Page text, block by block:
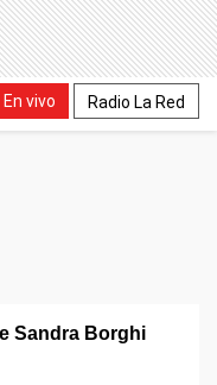
En vivo Radio La Red
Sandra Borghi